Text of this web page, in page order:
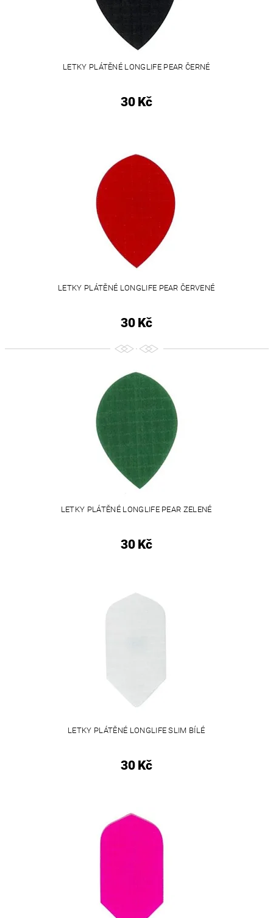
LETKY PLÁTĚNÉ LONGLIFE PEAR ČERNÉ
30 Kč
LETKY PLÁTĚNÉ LONGLIFE PEAR ČERVENÉ
30 Kč
LETKY PLÁTĚNÉ LONGLIFE PEAR ZELENÉ
30 Kč
LETKY PLÁTĚNÉ LONGLIFE SLIM BÍLÉ
30 Kč